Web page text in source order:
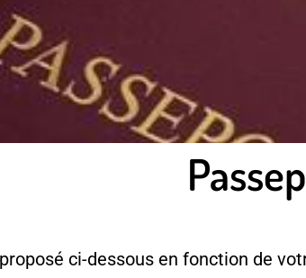
ci-dessous en fonction de